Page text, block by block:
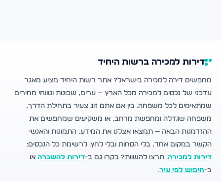
דירות למכירה ברשות היחיד
מחפשים דירה למכירה בישראל? אתר רשות היחיד מציע מאגר
עדכני של נכסים למכירה מכל הארץ — ערים, שכונות וטווחי מחירים
שמתאימים לכל משפחה. בין אם אתם זוג צעיר בתחילת הדרך,
משפחה שגדלה ומחפשת מרחב, או משקיעים שמחפשים את
ההזדמנות הבאה — תמצאו אצלנו את המידע, התמונות והאנשי
הקשר במקום אחד, בלי הסחות ובלי לחץ. לרשימת כל הנכסים:
דירות למכירה. תרצו להשוות? בקרו גם ב-דירות להשכרה או
ב-חיפוש לפי עיר.